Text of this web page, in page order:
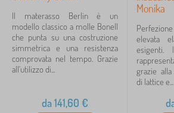
Il materasso Berlin è un
modello classico a molle Bonell
che punta su una costruzione
simmetrica e una resistenza
comprovata nel tempo. Grazie
all'utilizzo di...
da141,60 €
Monika
elevata
esigenti.
grazie
di lattice e...